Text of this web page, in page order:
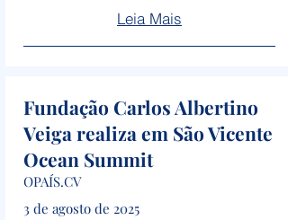
Leia Mais
Fundação Carlos Albertino
Veiga realiza em São Vicente
Ocean Summit
OPAÍS.CV
3 de agosto de 2025